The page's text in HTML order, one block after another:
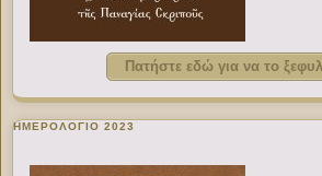
Πατήστε εδώ για να το
ΗΜΕΡΟΛΟΓΙΟ 2023